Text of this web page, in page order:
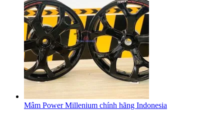
Mâm Power Millenium chính hãng Indonesia